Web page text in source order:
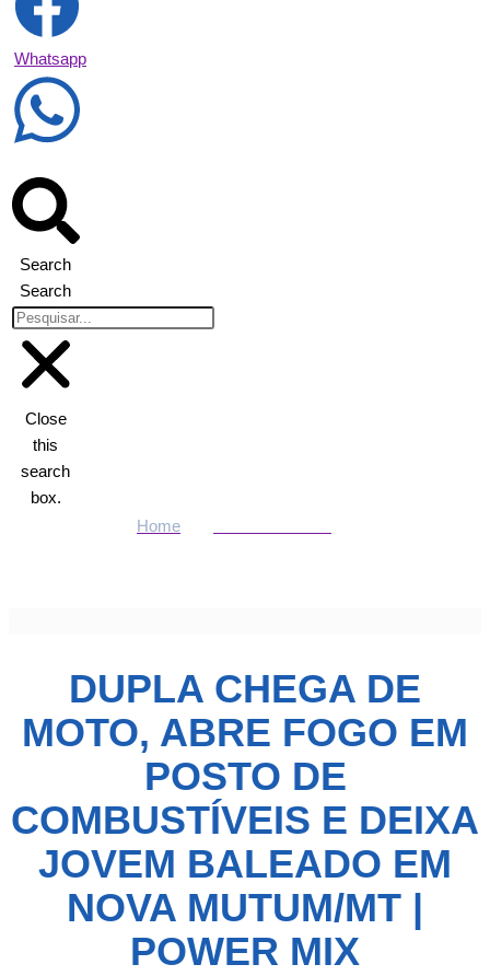
Whatsapp
Search
Search
Close
this
search
box.
Home
DUPLA CHEGA DE
MOTO, ABRE FOGO EM
POSTO DE
COMBUSTÍVEIS E DEIXA
JOVEM BALEADO EM
NOVA MUTUM/MT |
POWER MIX